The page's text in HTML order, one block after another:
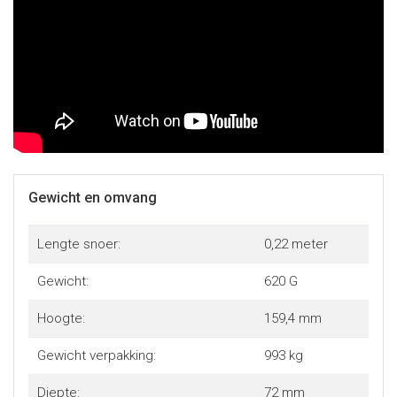
Gewicht en omvang
Lengte snoer: 0,22 meter
Gewicht: 620 G
Hoogte: 159,4 mm
Gewicht verpakking: 993 kg
Diepte: 72 mm